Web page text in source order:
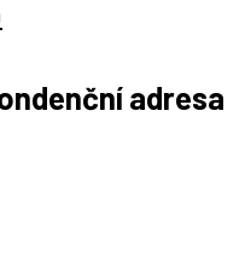
adresa